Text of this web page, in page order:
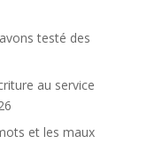
testé des
au service
et les maux